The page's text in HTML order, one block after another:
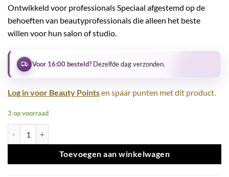
Ontwikkeld voor professionals Speciaal afgestemd op de
behoeften van beautyprofessionals die alleen het beste
willen voor hun salon of studio.
Voor 16:00 besteld?Dezelfde dag verzonden.
Log in voor Beauty Pointsen spaar punten met dit product.
3 op voorraad
Toevoegen aan winkelwagen